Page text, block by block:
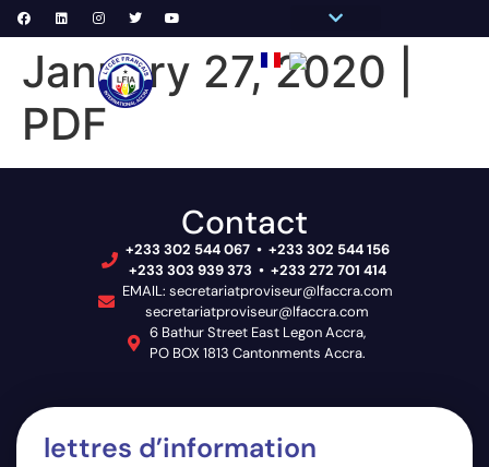
January 27, 2020 |
PDF
Contact
+233 302 544 067 • +233 302 544 156
+233 303 939 373 • +233 272 701 414
EMAIL: secretariatproviseur@lfaccra.com
secretariatproviseur@lfaccra.com
6 Bathur Street East Legon Accra,
PO BOX 1813 Cantonments Accra.
lettres d’information